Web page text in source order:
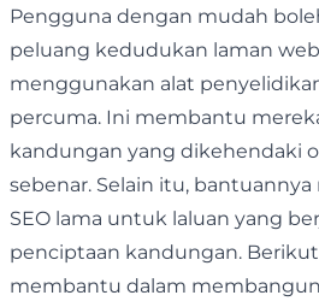
Pengguna dengan mudah
peluang kedudukan laman
menggunakan alat
percuma. Ini membantu
kandungan yang dikehendaki
sebenar. Selain itu,
SEO lama untuk laluan yang
penciptaan kandungan.
membantu dalam